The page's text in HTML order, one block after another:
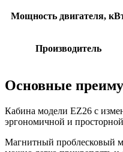
Мощность двигателя,
Производитель
Основные
Кабина модели EZ26 с
эргономичной и
Магнитный проблесковый